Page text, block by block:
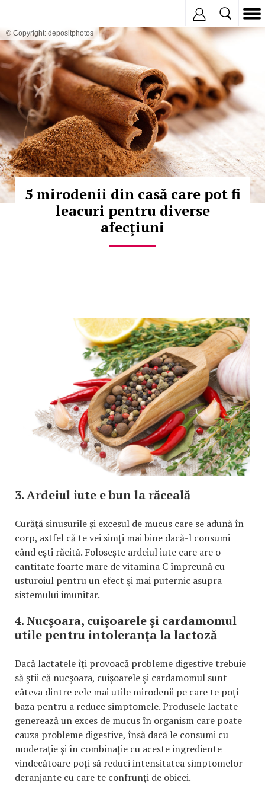
© Copyright: depositphotos
5 mirodenii din casă care pot fi
leacuri pentru diverse
afecţiuni
3. Ardeiul iute e bun la răceală
Curăţă sinusurile şi excesul de mucus care se adună în
corp, astfel că te vei simţi mai bine dacă-l consumi
când eşti răcită. Foloseşte ardeiul iute care are o
cantitate foarte mare de vitamina C împreună cu
usturoiul pentru un efect şi mai puternic asupra
sistemului imunitar.
4. Nucşoara, cuişoarele şi cardamomul
utile pentru intoleranţa la lactoză
Dacă lactatele îţi provoacă probleme digestive trebuie
să ştii că nucşoara, cuişoarele şi cardamomul sunt
câteva dintre cele mai utile mirodenii pe care te poţi
baza pentru a reduce simptomele. Produsele lactate
generează un exces de mucus în organism care poate
cauza probleme digestive, însă dacă le consumi cu
moderaţie şi în combinaţie cu aceste ingrediente
vindecătoare poţi să reduci intensitatea simptomelor
deranjante cu care te confrunţi de obicei.